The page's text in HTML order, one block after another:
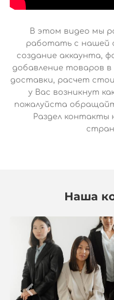
В этом видео мы
работать с нашей
создание аккаунта,
добавление товаров в
доставки, расчет
у Вас возникнут
пожалуйста
Раздел контакты
Наша